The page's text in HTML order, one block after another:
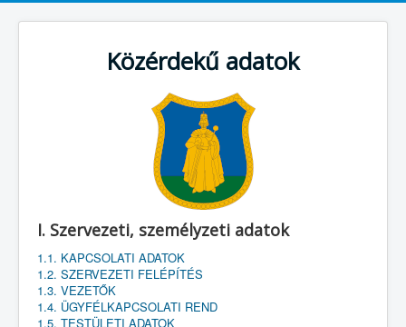
Közérdekű adatok
I. Szervezeti, személyzeti adatok
1.1. KAPCSOLATI ADATOK
1.2. SZERVEZETI FELÉPÍTÉS
1.3. VEZETŐK
1.4. ÜGYFÉLKAPCSOLATI REND
1.5. TESTÜLETI ADATOK